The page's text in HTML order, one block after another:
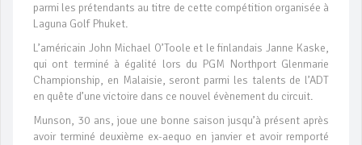
parmi les prétendants au titre de cette compétition organisée à
Laguna Golf Phuket.
L’américain John Michael O’Toole et le finlandais Janne Kaske,
qui ont terminé à égalité lors du PGM Northport Glenmarie
Championship, en Malaisie, seront parmi les talents de l’ADT
en quête d’une victoire dans ce nouvel évènement du circuit.
Munson, 30 ans, joue une bonne saison jusqu’à présent après
avoir terminé deuxième ex-aequo en janvier et avoir remporté